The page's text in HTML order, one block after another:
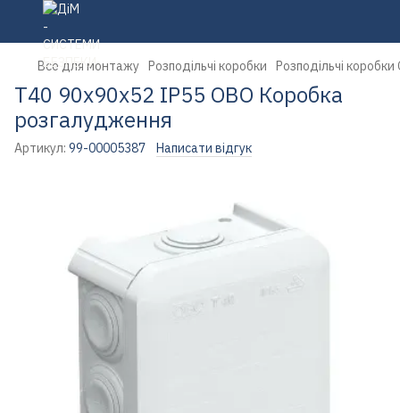
Все для монтажу Розподільчі коробки Розподільчі
Т40 90х90х52 IР55 OBO Коробка
розгалудження
Артикул: 99-00005387 Написати відгук